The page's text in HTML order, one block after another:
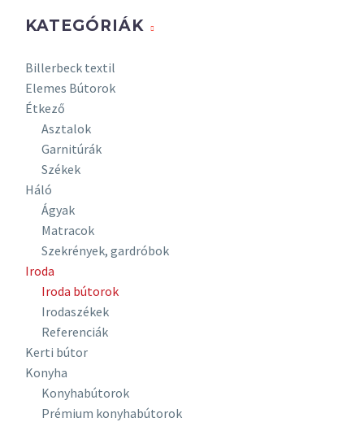
KATEGÓRIÁK
Billerbeck textil
Elemes Bútorok
Étkező
Asztalok
Garnitúrák
Székek
Háló
Ágyak
Matracok
Szekrények, gardróbok
Iroda
Iroda bútorok
Irodaszékek
Referenciák
Kerti bútor
Konyha
Konyhabútorok
Prémium konyhabútorok